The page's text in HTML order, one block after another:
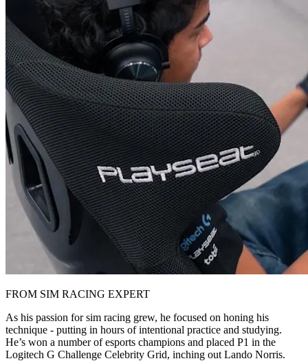
FROM SIM RACING EXPERT
As his passion for sim racing grew, he focused on honing his
technique - putting in hours of intentional practice and studying.
He’s won a number of esports champions and placed P1 in the
Logitech G Challenge Celebrity Grid, inching out Lando Norris.